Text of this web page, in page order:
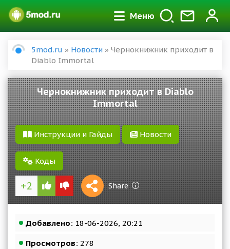
Меню
5mod.ru » Новости » Чернокнижник приходит в
Diablo Immortal
Чернокнижник приходит в Diablo
Immortal
Инструкции и Гайды Новости
Коды
+2 Share
Reward
1 S
Добавлено: 18-06-2026, 20:21
Просмотров: 278